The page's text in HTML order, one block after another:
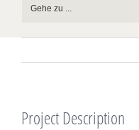
Gehe zu ...
Project Description